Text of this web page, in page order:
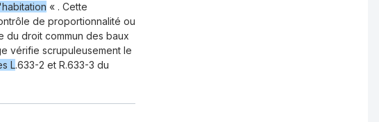
« . Cette
de proportionnalité ou
du droit commun des baux
vérifie scrupuleusement le
L.633-2 et R.633-3 du